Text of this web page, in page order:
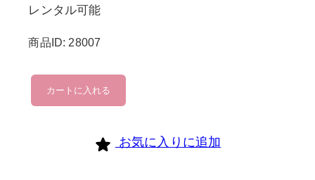
レンタル可能
商品ID: 28007
ifme
個
カートに入れる
お気に入りに追加